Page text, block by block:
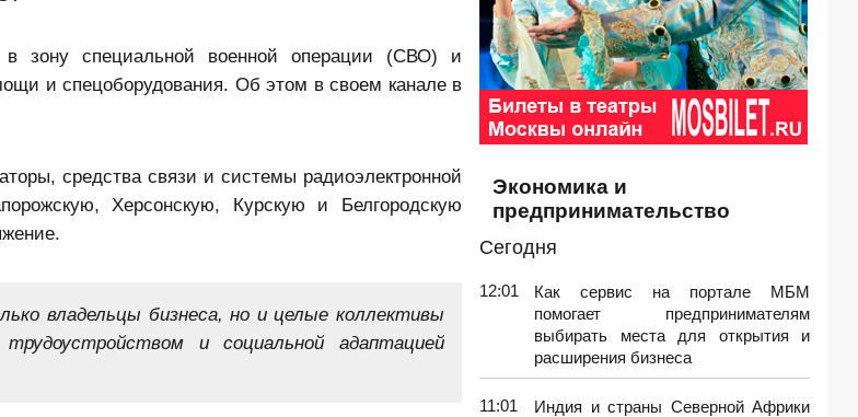
в зону специальной военной операции (СВО) и
и спецоборудования. Об этом в своем канале в
средства связи и системы радиоэлектронной
Херсонскую, Курскую и Белгородскую
владельцы бизнеса, но и целые коллективы
и социальной адаптацией
Экономика и
предпринимательство
Сегодня
12:01
Как сервис на портале МБМ
помогает предпринимателям
выбирать места для открытия и
расширения бизнеса
11:01
Индия и страны Северной Африки